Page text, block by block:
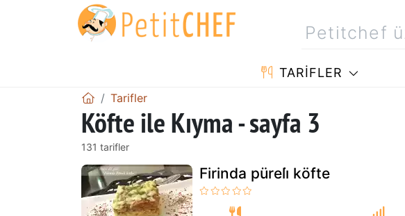
TARIFLER
Tarifler
Köfte ile Kıyma - sayfa 3
131 tarifler
Firinda püreli̇ köfte